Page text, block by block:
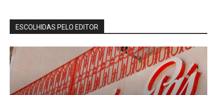
ESCOLHIDAS PELO EDITOR